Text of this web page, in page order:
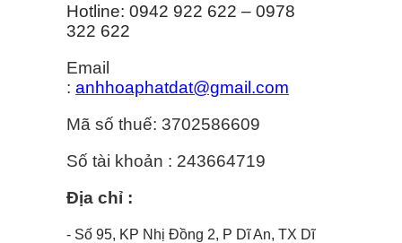
Hotline: 0942 922 622 – 0978
322 622
Email
: anhhoaphatdat@gmail.com
Mã số thuế: 3702586609
Số tài khoản : 243664719
Địa chỉ :
- Số 95, KP Nhị Đồng 2, P Dĩ An, TX Dĩ